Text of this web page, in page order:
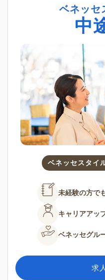
ベネッセ
中
ベネッセスタイ
未経験の方で
キャリアアッ
ベネッセグル
求